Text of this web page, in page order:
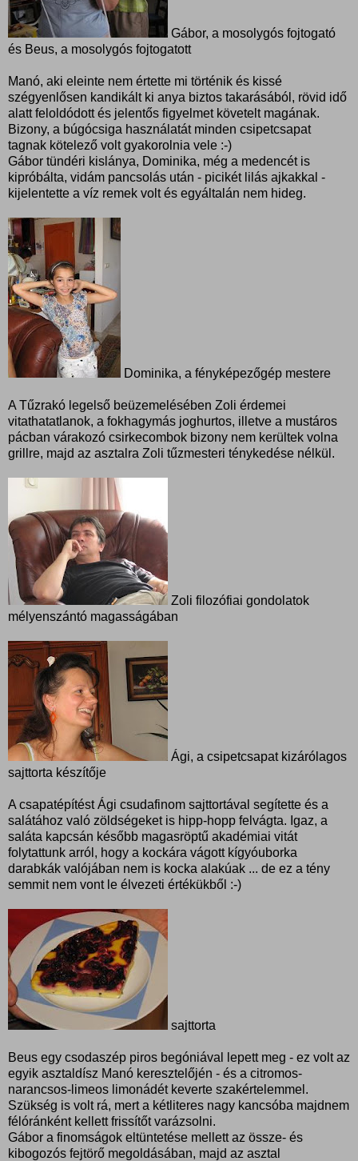
Gábor, a mosolygós fojtogató
és Beus, a mosolygós fojtogatott
Manó, aki eleinte nem értette mi történik és kissé
szégyenlősen kandikált ki anya biztos takarásából, rövid idő
alatt feloldódott és jelentős figyelmet követelt magának.
Bizony, a búgócsiga használatát minden csipetcsapat
tagnak kötelező volt gyakorolnia vele :-)
Gábor tündéri kislánya, Dominika, még a medencét is
kipróbálta, vidám pancsolás után - picikét lilás ajkakkal -
kijelentette a víz remek volt és egyáltalán nem hideg.
Dominika, a fényképezőgép mestere
A Tűzrakó legelső beüzemelésében Zoli érdemei
vitathatatlanok, a fokhagymás joghurtos, illetve a mustáros
pácban várakozó csirkecombok bizony nem kerültek volna
grillre, majd az asztalra Zoli tűzmesteri ténykedése nélkül.
Zoli filozófiai gondolatok
mélyenszántó magasságában
Ági, a csipetcsapat kizárólagos
sajttorta készítője
A csapatépítést Ági csudafinom sajttortával segítette és a
salátához való zöldségeket is hipp-hopp felvágta. Igaz, a
saláta kapcsán később magasröptű akadémiai vitát
folytattunk arról, hogy a kockára vágott kígyóuborka
darabkák valójában nem is kocka alakúak ... de ez a tény
semmit nem vont le élvezeti értékükből :-)
sajttorta
Beus egy csodaszép piros begóniával lepett meg - ez volt az
egyik asztaldísz Manó keresztelőjén - és a citromos-
narancsos-limeos limonádét keverte szakértelemmel.
Szükség is volt rá, mert a kétliteres nagy kancsóba majdnem
félóránként kellett frissítőt varázsolni.
Gábor a finomságok eltüntetése mellett az össze- és
kibogozós fejtörő megoldásában, majd az asztal